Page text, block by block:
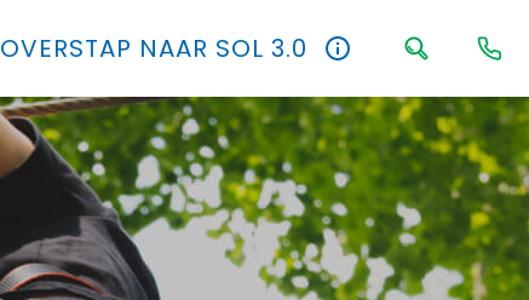
OVERSTAP NAAR SOL 3.0